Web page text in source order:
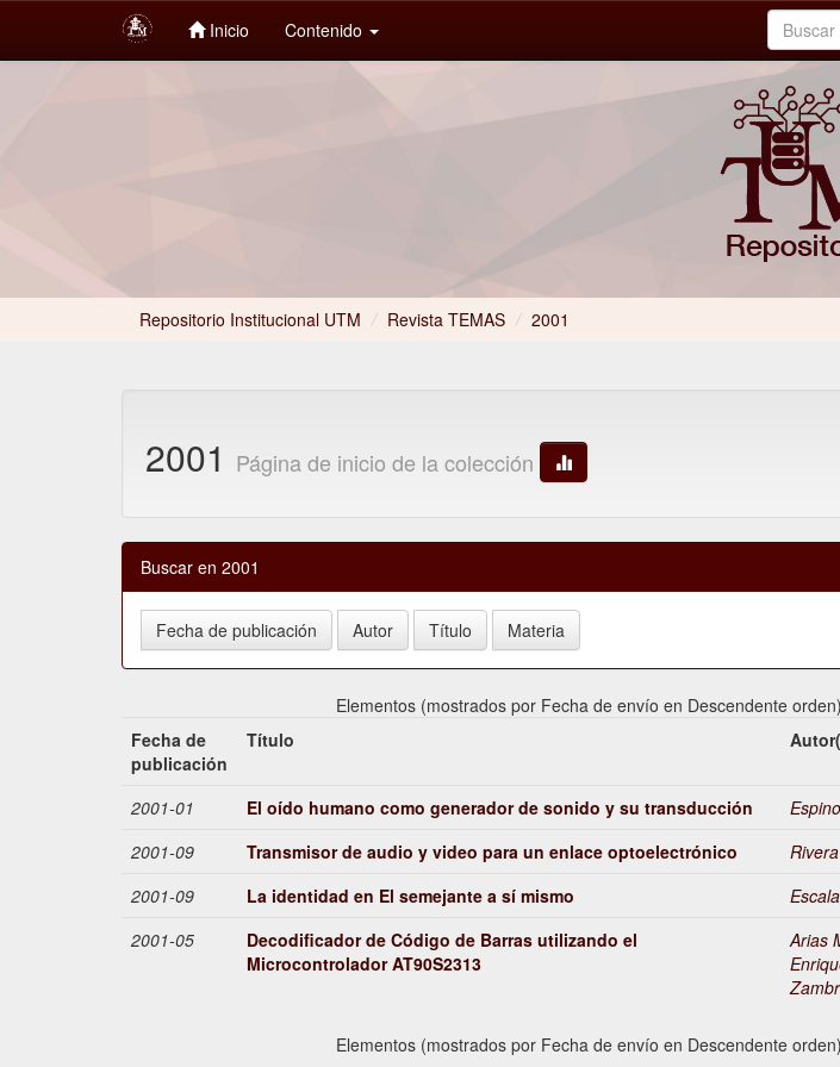
Inicio Contenido
Repositorio Institucional UTM Revista TEMAS / 2001
2001 Página de inicio de la colección
Buscar en 2001
Elementos (mostrados por Fecha de envío en Descendente
Fecha de
publicación
Título
2001-01 El oído humano como generador de sonido y su transducción
2001-09
Transmisor de audio y video para un enlace optoelectrónico
2001-09
La identidad en El semejante a sí mismo
2001-05
Decodificador de Código de Barras utilizando el
Microcontrolador AT90S2313
Arias
Elementos (mostrados por Fecha de envío en Descendente